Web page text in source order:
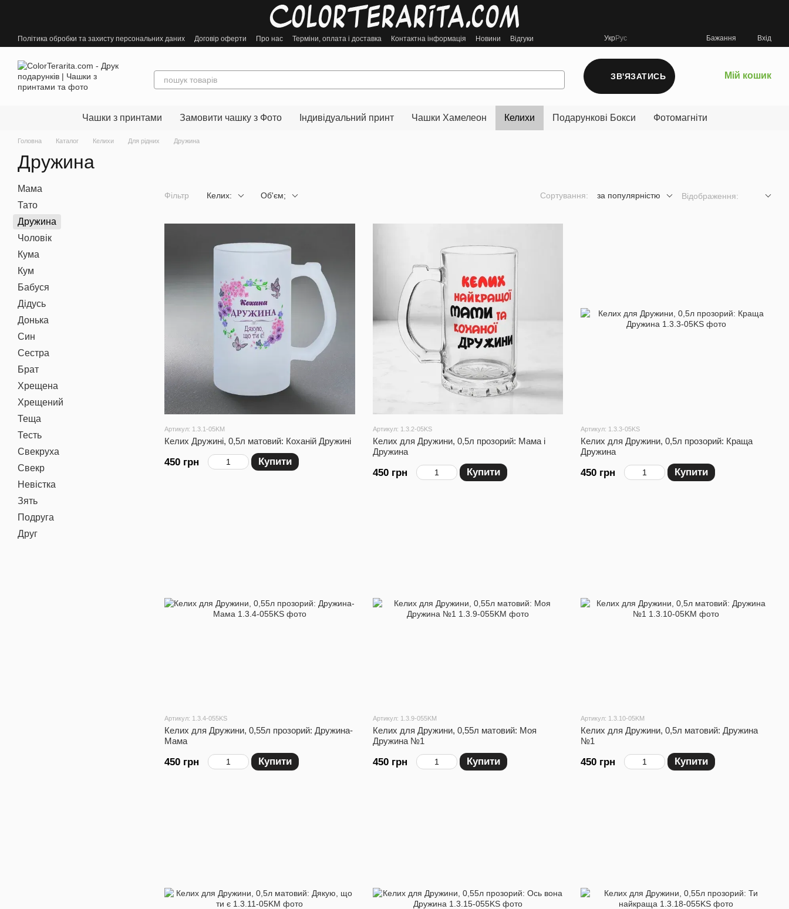
Політика обробки та захисту персональних даних Договір оферти Про нас Терміни, оплата і доставка Контактна інформація Новини Відгуки УкрРус Бажання Вхід
ЗВ'ЯЗАТИСЬ Мій кошик
Чашки з принтами Замовити чашку з Фото Індивідуальний принт Чашки Хамелеон Келихи Подарункові Бокси Фотомагніти
Головна Каталог Келихи Для рідних Дружина
Дружина
Фільтр Келих: Об'єм; Сортування: за популярністю Відображення:
Артикул: 1.3.1-05KM
Келих Дружині, 0,5л матовий: Коханій Дружині
450 грн Купити
Артикул: 1.3.2-05KS
Келих для Дружини, 0,5л прозорий: Мама і
Дружина
450 грн Купити
Артикул: 1.3.3-05KS
Келих для Дружини, 0,5л прозорий: Краща
Дружина
450 грн Купити
Артикул: 1.3.4-055KS
Келих для Дружини, 0,55л прозорий: Дружина-
Мама
450 грн Купити
Артикул: 1.3.9-055KM
Келих для Дружини, 0,55л матовий: Моя
Дружина №1
450 грн Купити
Артикул: 1.3.10-05KM
Келих для Дружини, 0,5л матовий: Дружина
№1
450 грн Купити
Мама
Тато
Дружина
Чоловік
Кума
Кум
Бабуся
Дідусь
Донька
Син
Сестра
Брат
Хрещена
Хрещений
Теща
Тесть
Свекруха
Свекр
Невістка
Зять
Подруга
Друг